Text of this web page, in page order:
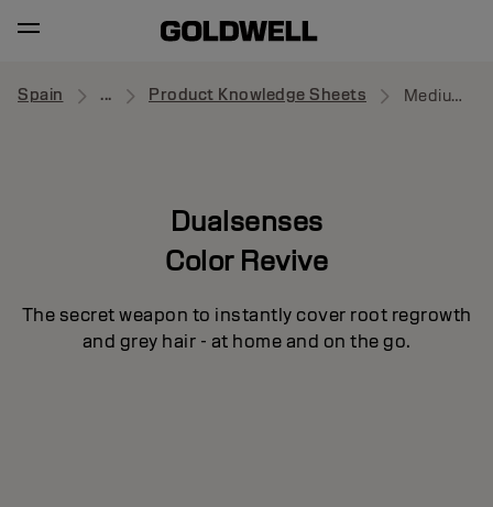
Spain ... Product Knowledge Sheets Medium Brown
Dualsenses
Color Revive
The secret weapon to instantly cover root regrowth
and grey hair - at home and on the go.